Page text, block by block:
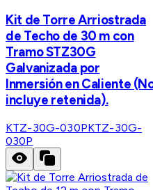
Kit de Torre Arriostrada
de Techo de 30 m con
Tramo STZ30G
Galvanizada por
Inmersión en Caliente
incluye retenida).
KTZ-30G-030PKTZ-30G-
030P